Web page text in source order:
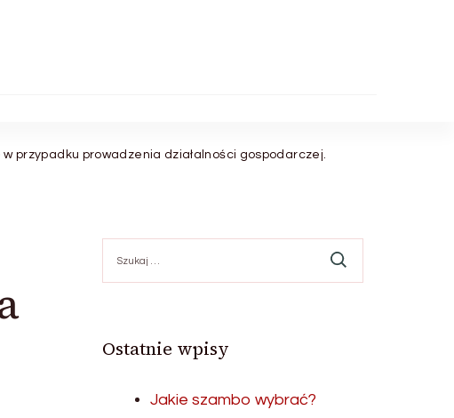
przypadku prowadzenia działalności gospodarczej.
Ostatnie wpisy
Jakie szambo wybrać?